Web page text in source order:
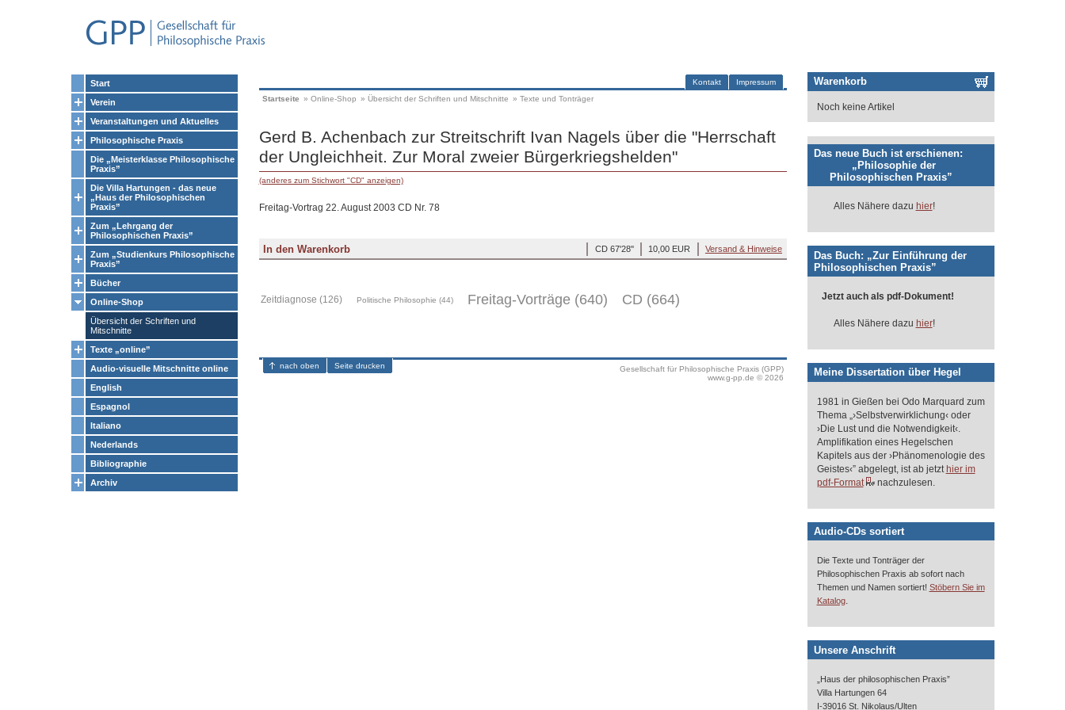
Start
Verein
Veranstaltungen und Aktuelles
Philosophische Praxis
Die „Meisterklasse Philosophische
Praxis”
Die Villa Hartungen - das neue
„Haus der Philosophischen
Praxis”
Zum „Lehrgang der
Philosophischen Praxis”
Zum „Studienkurs Philosophische
Praxis”
Bücher
Online-Shop
Übersicht der Schriften und
Mitschnitte
Texte „online”
Audio-visuelle Mitschnitte online
English
Espagnol
Italiano
Nederlands
Bibliographie
Archiv
Impressum
Kontakt
Startseite » Online-Shop » Übersicht der Schriften und Mitschnitte » Texte und Tonträger
Gerd B. Achenbach zur Streitschrift Ivan Nagels über die "Herrschaft
der Ungleichheit. Zur Moral zweier Bürgerkriegshelden"
(anderes zum Stichwort "CD" anzeigen)
Freitag-Vortrag 22. August 2003 CD Nr. 78
Versand & Hinweise
10,00 EUR
CD 67'28''
Zeitdiagnose (126) Politische Philosophie (44) Freitag-Vorträge (640) CD (664)
Gesellschaft für Philosophische Praxis (GPP)
www.g-pp.de © 2026
nach oben Seite drucken
Warenkorb
Noch keine Artikel
Das neue Buch ist erschienen:
„Philosophie der
Philosophischen Praxis”
Alles Nähere dazu hier!
Das Buch: „Zur Einführung der
Philosophischen Praxis”
Jetzt auch als pdf-Dokument!
Alles Nähere dazu hier!
Meine Dissertation über Hegel
1981 in Gießen bei Odo Marquard zum
Thema „›Selbstverwirklichung‹ oder
›Die Lust und die Notwendigkeit‹.
Amplifikation eines Hegelschen
Kapitels aus der ›Phänomenologie des
Geistes‹” abgelegt, ist ab jetzt hier im
pdf-Format
nachzulesen.
Audio-CDs sortiert
Die Texte und Tonträger der
Philosophischen Praxis ab sofort nach
Themen und Namen sortiert! Stöbern Sie im
Katalog.
Unsere Anschrift
„Haus der philosophischen Praxis”
Villa Hartungen 64
I-39016 St. Nikolaus/Ulten